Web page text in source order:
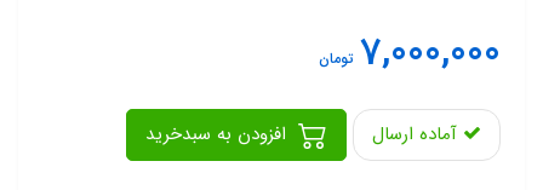
7,000,000 تومان
آماده ارسال